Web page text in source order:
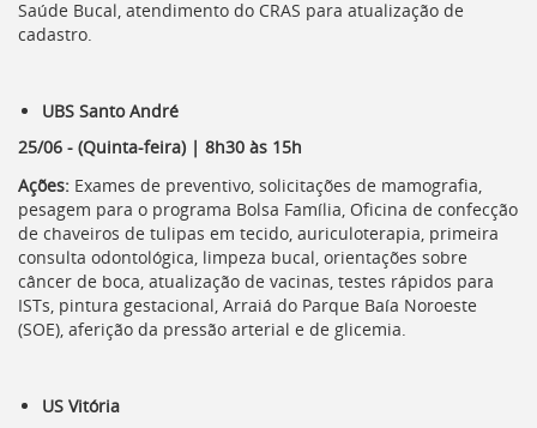
Saúde Bucal, atendimento do CRAS para atualização de
cadastro.
UBS Santo André
25/06 - (Quinta-feira) | 8h30 às 15h
Ações: Exames de preventivo, solicitações de mamografia,
pesagem para o programa Bolsa Família, Oficina de confecção
de chaveiros de tulipas em tecido, auriculoterapia, primeira
consulta odontológica, limpeza bucal, orientações sobre
câncer de boca, atualização de vacinas, testes rápidos para
ISTs, pintura gestacional, Arraiá do Parque Baía Noroeste
(SOE), aferição da pressão arterial e de glicemia.
US Vitória